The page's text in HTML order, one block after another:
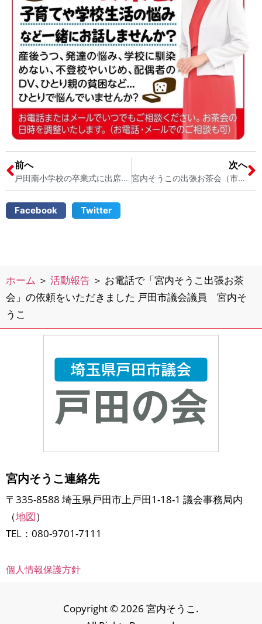
前へ
戸田南小学校の卒業式に出席させていただきました 戸田市議会議員 宮内そうこ
次へ
宮内そうこの出張お茶会（市民相談）にお伺いさせていただきました 戸田市議会議員 宮内そうこ
Facebook Twitter
ホーム ＞ 活動報告 ＞ お電話で「宮内そうこ出張お茶
会」の依頼をいただきました 戸田市議会議員 宮内そ
うこ
宮内そうこ連絡先
〒335-8588 埼玉県戸田市上戸田1-18-1 議会事務局内
（地図）
TEL：080-9701-7111
個人情報保護方針
Copyright © 2026 宮内そうこ.